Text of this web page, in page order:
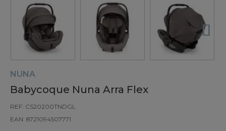
NUNA
Babycoque Nuna Arra Flex
REF: CS20200TNDGL
EAN: 8721094507771